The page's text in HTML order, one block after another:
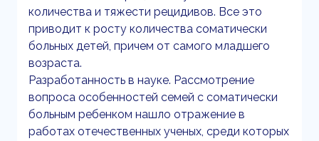
количества и тяжести рецидивов. Все это
приводит к росту количества соматически
больных детей, причем от самого младшего
возраста.
Разработанность в науке. Рассмотрение
вопроса особенностей семей с соматически
больным ребенком нашло отражение в
работах отечественных ученых, среди которых